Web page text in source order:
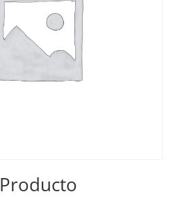
Producto